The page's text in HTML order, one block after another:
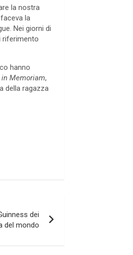
la nostra
la
Nei giorni di
riferimento
hanno
in Memoriam,
della ragazza
dei
del mondo